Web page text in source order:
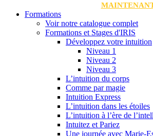
Formations
Voir notre catalogue complet
Formations et Stages d'IRIS
Développez votre intuition
Niveau 1
Niveau 2
Niveau 3
L’intuition du corps
Comme par magie
Intuition Express
L’intuition dans les étoiles
L’intuition à l’ère de
Intuitez et Pariez
Une journée avec Marie-